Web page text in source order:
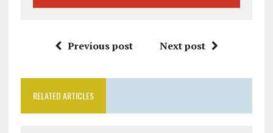
Previous post Next post
RELATED ARTICLES